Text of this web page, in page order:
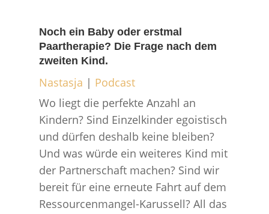
Noch ein Baby oder erstmal
Paartherapie? Die Frage nach dem
zweiten Kind.
Nastasja | Podcast
Wo liegt die perfekte Anzahl an
Kindern? Sind Einzelkinder egoistisch
und dürfen deshalb keine bleiben?
Und was würde ein weiteres Kind mit
der Partnerschaft machen? Sind wir
bereit für eine erneute Fahrt auf dem
Ressourcenmangel-Karussell? All das